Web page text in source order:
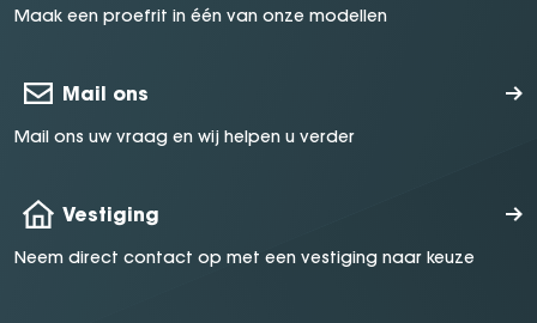
Maak een proefrit in één van onze modellen
Mail ons
Mail ons uw vraag en wij helpen u verder
Vestiging
Neem direct contact op met een vestiging naar keuze